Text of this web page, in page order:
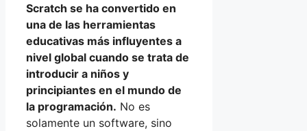
Scratch se ha convertido en
una de las herramientas
educativas más influyentes a
nivel global cuando se trata de
introducir a niños y
principiantes en el mundo de
la programación. No es
solamente un software, sino